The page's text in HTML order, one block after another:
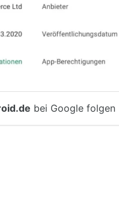
bei Google folgen